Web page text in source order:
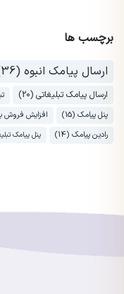
برچسب ها
ارسال پیامک انبوه (36)
ارسال پیامک تبلیغاتی (20)
پنل پیامک (15)
افزایش فروش با
رادین پیامک (14)
پنل پیامک